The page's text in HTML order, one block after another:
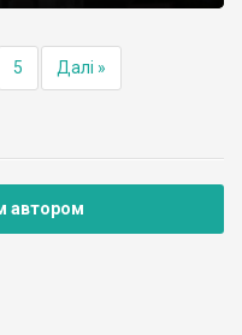
5 Далі »
автором